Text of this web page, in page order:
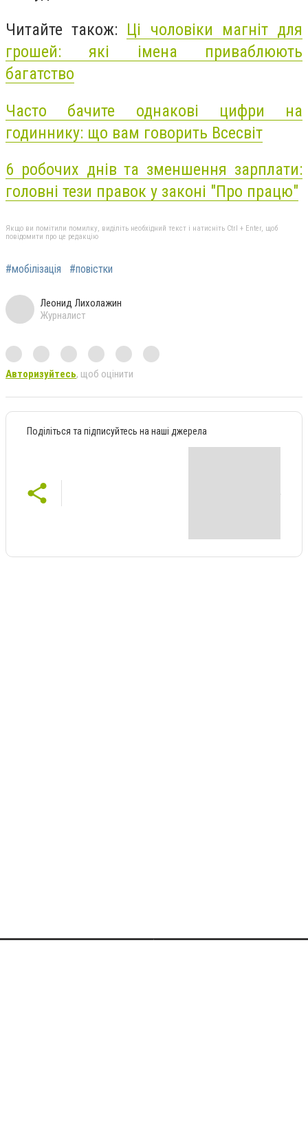
Читайте також: Ці чоловіки магніт для
грошей: які імена приваблюють
багатство
Часто бачите однакові цифри на
годиннику: що вам говорить Всесвіт
6 робочих днів та зменшення зарплати:
головні тези правок у законі "Про працю"
Якщо ви помітили помилку, виділіть необхідний текст і натисніть Ctrl + Enter, щоб
повідомити про це редакцію
#мобілізація #повістки
Леонид Лихолажин
Журналист
Авторизуйтесь, щоб оцінити
Поділіться та підписуйтесь на наші джерела